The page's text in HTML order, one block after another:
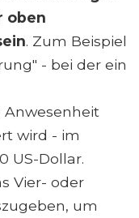
oben
. Zum Beispiel
- bei der ein
wird - im
US-Dollar.
Vier- oder
um